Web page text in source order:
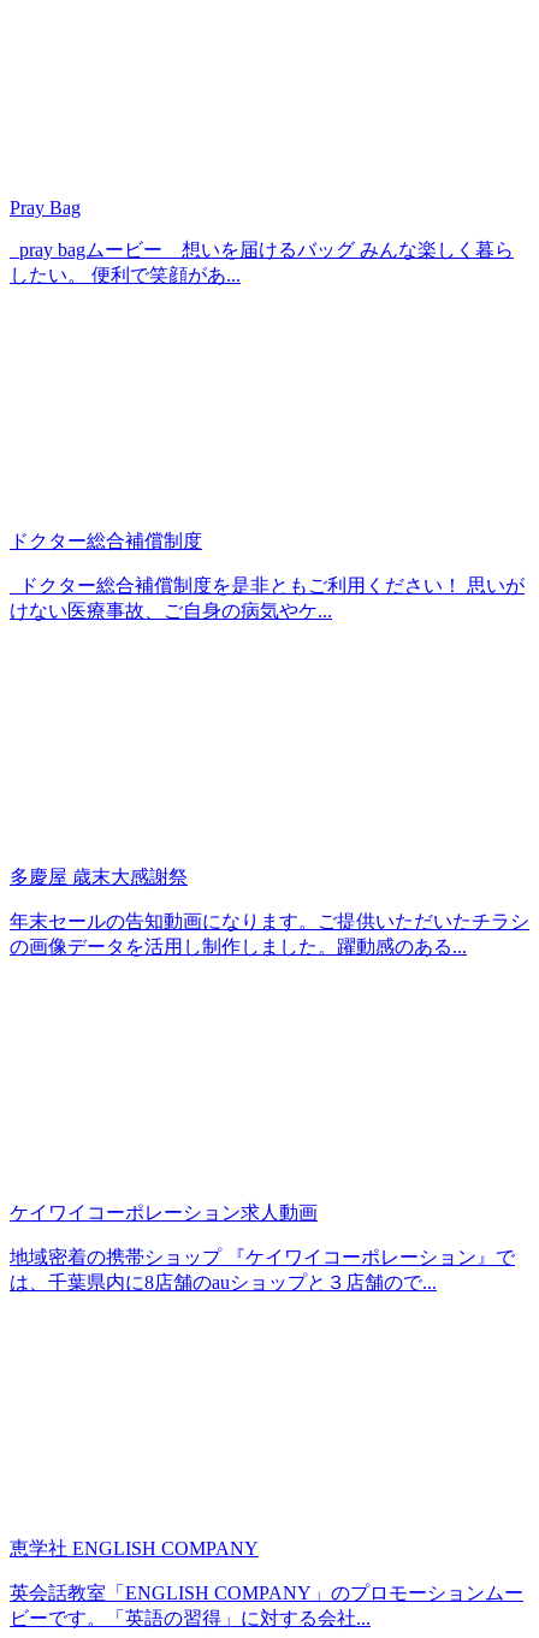
Pray Bag
pray bagムービー 想いを届けるバッグ みんな楽しく暮ら
したい。 便利で笑顔があ...
ドクター総合補償制度
ドクター総合補償制度を是非ともご利用ください！ 思いが
けない医療事故、ご自身の病気やケ...
多慶屋 歳末大感謝祭
年末セールの告知動画になります。ご提供いただいたチラシ
の画像データを活用し制作しました。躍動感のある...
ケイワイコーポレーション求人動画
地域密着の携帯ショップ 『ケイワイコーポレーション』で
は、千葉県内に8店舗のauショップと３店舗ので...
恵学社 ENGLISH COMPANY
英会話教室「ENGLISH COMPANY」のプロモーションムー
ビーです。「英語の習得」に対する会社...